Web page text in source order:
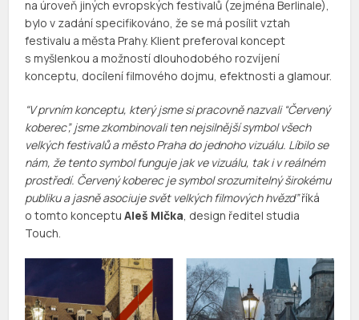
na úroveň jiných evropských festivalů (zejména Berlinale),
bylo v zadání specifikováno, že se má posílit vztah
festivalu a města Prahy. Klient preferoval koncept
s myšlenkou a možností dlouhodobého rozvíjení
konceptu, docílení filmového dojmu, efektnosti a glamour.
“V prvním konceptu, který jsme si pracovně nazvali “Červený
koberec”, jsme zkombinovali ten nejsilnější symbol všech
velkých festivalů a město Praha do jednoho vizuálu. Líbilo se
nám, že tento symbol funguje jak ve vizuálu, tak i v reálném
prostředí. Červený koberec je symbol srozumitelný širokému
publiku a jasně asociuje svět velkých filmových hvězd”říká
o tomto konceptuAleš Mička, design ředitel studia
Touch.